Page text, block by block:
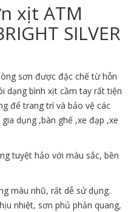
xịt ATM
SILVER
sơn được đặc chế từ hỗn
dạng bình xịt cầm tay rất tiện
để trang trí và bảo vệ các
dụng ,bàn ghế ,xe đạp ,xe
tuyệt hảo với màu sắc, bền
màu nhũ, rất dễ sử dụng.
nhiệt, sơn phủ phản quang,